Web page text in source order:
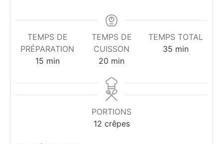
TEMPS DE
PRÉPARATION
15minutes
min
TEMPS DE
CUISSON
20 minutes
min
TEMPS TOTAL
35minutes
min
PORTIONS
12 crêpes